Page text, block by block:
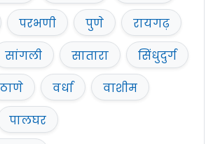
परभणी पुणे
रायगढ़
सांगली सातारा
सिंधुदुर्ग
ठाणे वर्धा
वाशीम
पालघर